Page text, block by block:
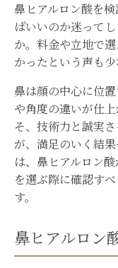
鼻ヒアルロン酸を
ばいいのか迷って
か。料金や立地で
かったという声も少
鼻は顔の中心に位
や角度の違いが仕
そ、技術力と誠実
が、満足のいく結
は、鼻ヒアルロン
を選ぶ際に確認す
す。
鼻ヒアルロン